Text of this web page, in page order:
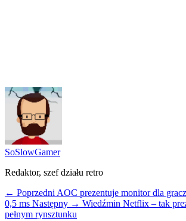
SoSlowGamer
Redaktor, szef działu retro
← Poprzedni AOC prezentuje monitor dla
0,5 ms Następny → Wiedźmin Netflix – tak
pełnym rynsztunku